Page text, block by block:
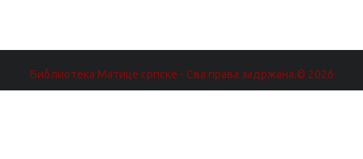
Библиотека Матице српске - Сва права задржана.© 2026